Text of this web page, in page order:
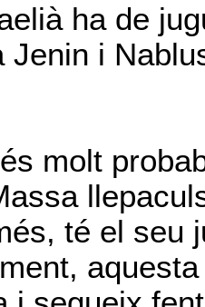
ha de
Jenin i
molt
té el seu